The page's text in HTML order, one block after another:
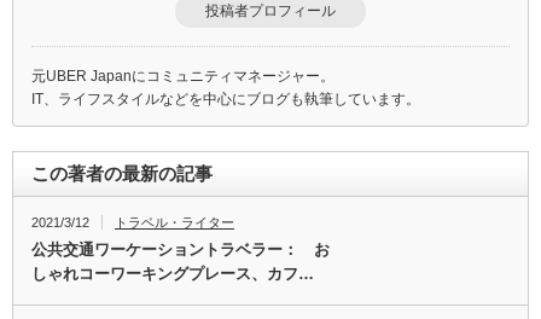
投稿者プロフィール
元UBER Japanにコミュニティマネージャー。
IT、ライフスタイルなどを中心にブログも執筆しています。
この著者の最新の記事
2021/3/12 トラベル・ライター
公共交通ワーケーショントラベラー： お
しゃれコーワーキングプレース、カフ…